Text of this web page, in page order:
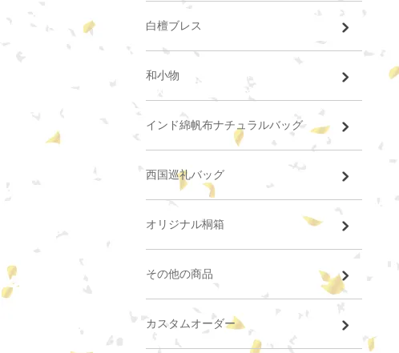
白檀ブレス
和小物
インド綿帆布ナチュラルバッグ
西国巡礼バッグ
オリジナル桐箱
その他の商品
カスタムオーダー